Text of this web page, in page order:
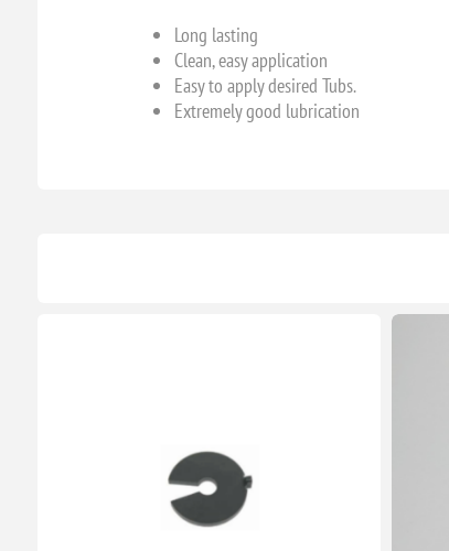
Long lasting
Clean, easy application
Easy to apply desired Tubs.
Extremely good lubrication